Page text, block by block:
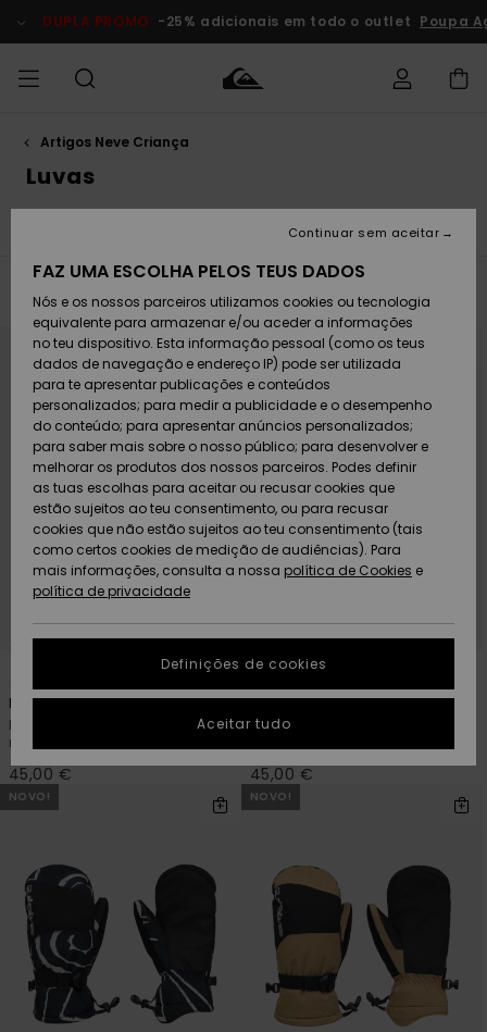
da
produtos
DUPLA PROMO -25% adicionais em todo o outlet Poupa
HOMEM Roupas
Calçado e
chinelos
Surfe/água
Snow
Artigos
recém-
chegados
Coleções
MENINO
Roupas
Calçado e
chinelos
Surfe/água
Neve
Artigos
recém-
chegados
Highlights
MULHER
Shop
chegados
Highlights
Snow
SURF
Surf Shop
Crianças
Highlights
Community
SNOW
Artigos
Artigos
Criança
Snow Shop
Feminino
Highlights
Community
DUPLA
PROMO
Outlet
Criança
Outlet
Mulher
AJUDA
Acede à tua
Devoluções
Pagamento
Cartão
presente
Quiksilver
Freedom
Protecção de
dados
Guia de
tamanhos
conversa para
obteres a
resposta mais
rápida à tua
pergunta.
conversa
Encontra
para as
perguntas
mais
frequentes e o
nosso
SUSTAINABILITY
PRESENTE
LISTA DE
Artigos Neve Criança
Luvas
Luvas Gorros Access
Avançar
procurar
critérios
filtragem
Avançar
ordenar
Mission
Luvas de snow técnicas Preto
rapazes
45,00 €
5
Mission
Meias técnicas de snow Preto
45,00 €
NOVO! NOVO!
FAZ UMA ESCOLHA PELOS TEUS DADOS
Nós e os nossos parceiros utilizamos cookies ou tecnologia
equivalente para armazenar e/ou aceder a informações
no teu dispositivo. Esta informação pessoal (como os teus
dados de navegação e endereço IP) pode ser utilizada
para te apresentar publicações e conteúdos
personalizados; para medir a publicidade e o desempenho
do conteúdo; para apresentar anúncios personalizados;
para saber mais sobre o nosso público; para desenvolver e
melhorar os produtos dos nossos parceiros. Podes definir
as tuas escolhas para aceitar ou recusar cookies que
estão sujeitos ao teu consentimento, ou para recusar
cookies que não estão sujeitos ao teu consentimento (tais
como certos cookies de medição de audiências). Para
mais informações, consulta a nossa política de Cookies e
política de privacidade
Definições de cookies
Continuar sem aceitar
Aceitar tudo